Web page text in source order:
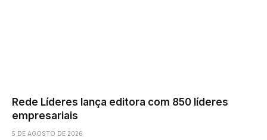
Rede Líderes lança editora com 850 líderes
empresariais
5 DE AGOSTO DE 2026